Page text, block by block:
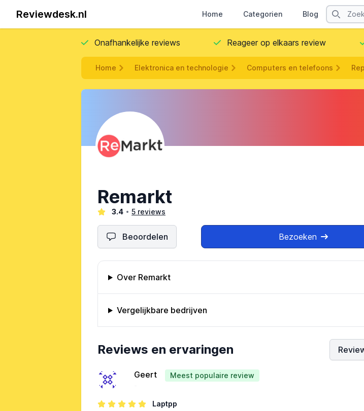
Reviewdesk.nl Home Categorien Blog
Search
Onafhankelijke reviews Reageer op elkaars review
Home Elektronica en technologie Computers en telefoons
Remarkt
3.4 5 reviews
Beoordelen Bezoeken
Omschrijving bedrijf
Over Remarkt
Vergelijkbare bedrijven
Bedrijfs reviews
Reviews en ervaringen
Geert Meest populaire review
Laptpp